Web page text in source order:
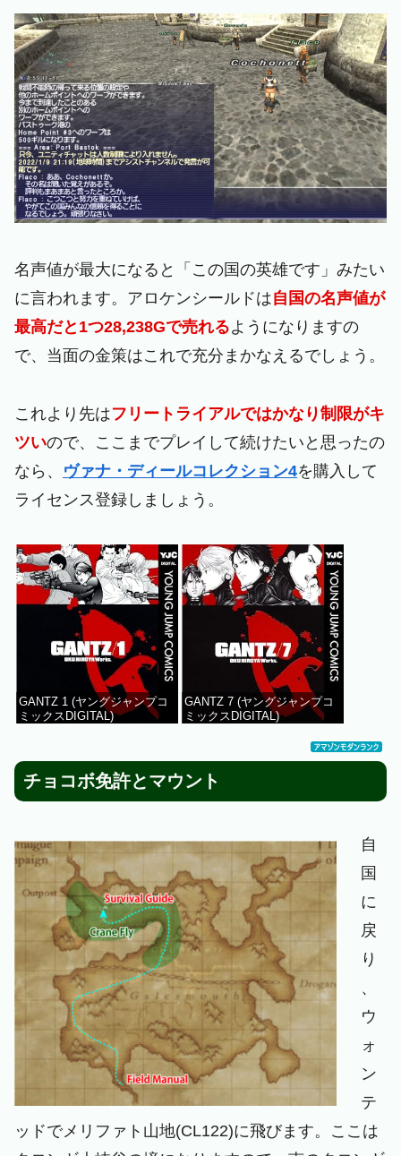
名声値が最大になると「この国の英雄です」みたい
に言われます。アロケンシールドは自国の名声値が
最高だと1つ28,238Gで売れるようになりますの
で、当面の金策はこれで充分まかなえるでしょう。
これより先はフリートライアルではかなり制限がキ
ツいので、ここまでプレイして続けたいと思ったの
なら、 ヴァナ・ディールコレクション4を購入して
ライセンス登録しましょう。
GANTZ 1 (ヤングジャンプコ
ミックスDIGITAL)
GANTZ 7 (ヤングジャンプコ
ミックスDIGITAL)
価格：¥100
チョコボ免許とマウント
自
国
に
戻
り
、
ウ
ォ
ン
テ
ッドでメリファト山地(CL122)に飛びます。ここは